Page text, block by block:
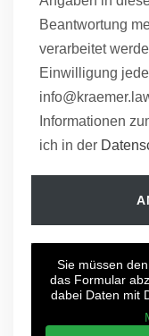
Beantwortung
verarbeitet
Einwilligung
Informationen
ich in der
Sie müssen
das Formular
dabei Daten mit